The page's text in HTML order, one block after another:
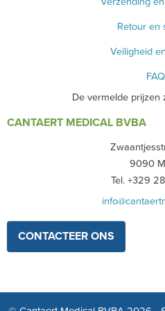
Retour en
Veiligheid
FAQ
De vermelde prijzen
CANTAERT MEDICAL BVBA
9090
Tel. +329
CONTACTEER ONS